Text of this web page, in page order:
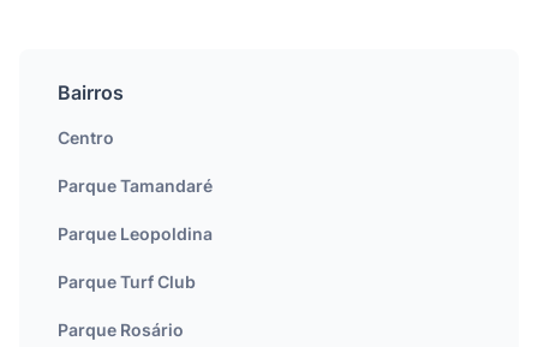
Bairros
Centro
Parque Tamandaré
Parque Leopoldina
Parque Turf Club
Parque Rosário